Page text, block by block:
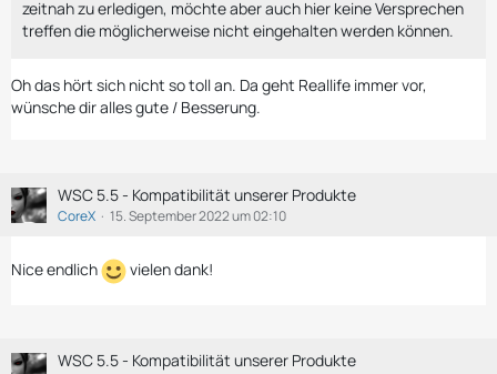
zeitnah zu erledigen, möchte aber auch hier keine Versprechen
treffen die möglicherweise nicht eingehalten werden können.
Oh das hört sich nicht so toll an. Da geht Reallife immer vor,
wünsche dir alles gute / Besserung.
WSC 5.5 - Kompatibilität unserer Produkte
CoreX 15. September 2022 um 02:10
Nice endlich vielen dank!
WSC 5.5 - Kompatibilität unserer Produkte